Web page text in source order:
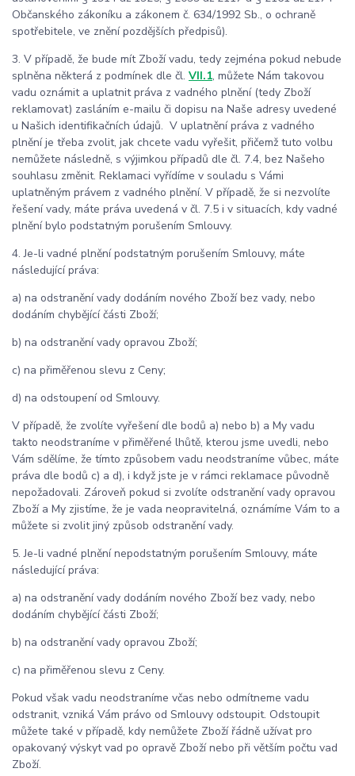
Občanského zákoníku a zákonem č. 634/1992 Sb., o ochraně
spotřebitele, ve znění pozdějších předpisů).
3. V případě, že bude mít Zboží vadu, tedy zejména pokud nebude
splněna některá z podmínek dle čl. VII.1, můžete Nám takovou
vadu oznámit a uplatnit práva z vadného plnění (tedy Zboží
reklamovat) zasláním e-mailu či dopisu na Naše adresy uvedené
u Našich identifikačních údajů. V uplatnění práva z vadného
plnění je třeba zvolit, jak chcete vadu vyřešit, přičemž tuto volbu
nemůžete následně, s výjimkou případů dle čl. 7.4, bez Našeho
souhlasu změnit. Reklamaci vyřídíme v souladu s Vámi
uplatněným právem z vadného plnění. V případě, že si nezvolíte
řešení vady, máte práva uvedená v čl. 7.5 i v situacích, kdy vadné
plnění bylo podstatným porušením Smlouvy.
4. Je-li vadné plnění podstatným porušením Smlouvy, máte
následující práva:
a) na odstranění vady dodáním nového Zboží bez vady, nebo
dodáním chybějící části Zboží;
b) na odstranění vady opravou Zboží;
c) na přiměřenou slevu z Ceny;
d) na odstoupení od Smlouvy.
V případě, že zvolíte vyřešení dle bodů a) nebo b) a My vadu
takto neodstraníme v přiměřené lhůtě, kterou jsme uvedli, nebo
Vám sdělíme, že tímto způsobem vadu neodstraníme vůbec, máte
práva dle bodů c) a d), i když jste je v rámci reklamace původně
nepožadovali. Zároveň pokud si zvolíte odstranění vady opravou
Zboží a My zjistíme, že je vada neopravitelná, oznámíme Vám to a
můžete si zvolit jiný způsob odstranění vady.
5. Je-li vadné plnění nepodstatným porušením Smlouvy, máte
následující práva:
a) na odstranění vady dodáním nového Zboží bez vady, nebo
dodáním chybějící části Zboží;
b) na odstranění vady opravou Zboží;
c) na přiměřenou slevu z Ceny.
Pokud však vadu neodstraníme včas nebo odmítneme vadu
odstranit, vzniká Vám právo od Smlouvy odstoupit. Odstoupit
můžete také v případě, kdy nemůžete Zboží řádně užívat pro
opakovaný výskyt vad po opravě Zboží nebo při větším počtu vad
Zboží.